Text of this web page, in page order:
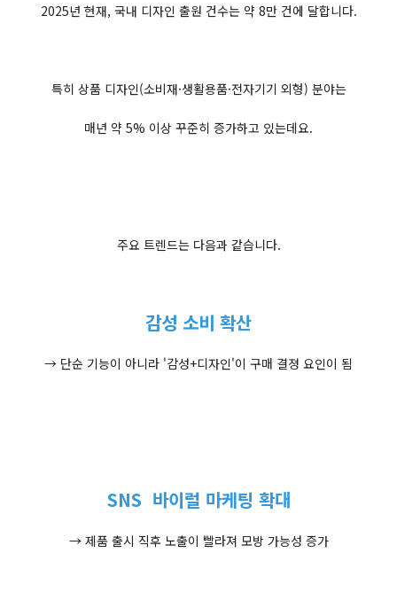
2025년 현재, 국내 디자인 출원 건수는 약 8만 건에 달합니다.
특히 상품 디자인(소비재·생활용품·전자기기 외형) 분야는
매년 약 5% 이상 꾸준히 증가하고 있는데요.
주요 트렌드는 다음과 같습니다.
감성 소비 확산
→ 단순 기능이 아니라 '감성+디자인'이 구매 결졍 요인이 됨
SNS 바이럴 마케팅 확대
→ 제품 출시 직후 노출이 빨라져 모방 가능성 증가